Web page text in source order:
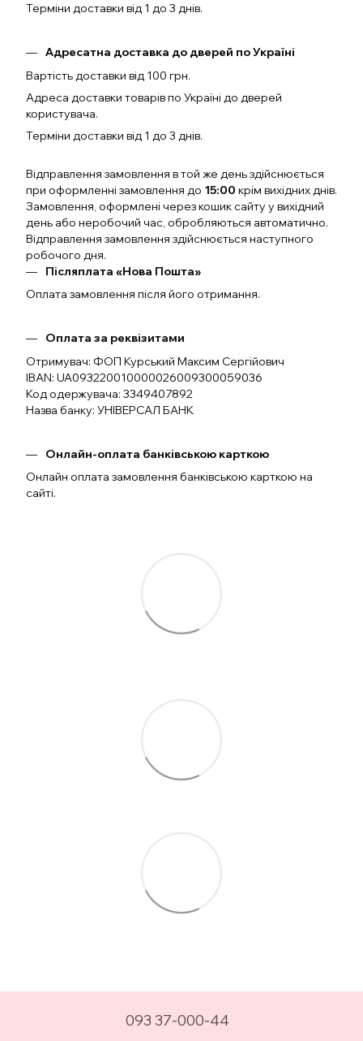
Терміни доставки від 1 до 3 днів.
Адресатна доставка до дверей по Україні
Вартість доставки від 100 грн.
Адреса доставки товарів по Україні до дверей
користувача.
Терміни доставки від 1 до 3 днів.
Відправлення замовлення в той же день здійснюється
при оформленні замовлення до 15:00 крім вихідних днів.
Замовлення, оформлені через кошик сайту у вихідний
день або неробочий час, обробляються автоматично.
Відправлення замовлення здійснюється наступного
робочого дня.
Післяплата «Нова Пошта»
Оплата замовлення після його отримання.
Оплата за реквізитами
Отримувач: ФОП Курський Максим Сергійович
IBAN: UA093220010000026009300059036
Код одержувача: 3349407892
Назва банку: УНІВЕРСАЛ БАНК
Онлайн-оплата банківською карткою
Онлайн оплата замовлення банківською карткою на
сайті.
093 37-000-44